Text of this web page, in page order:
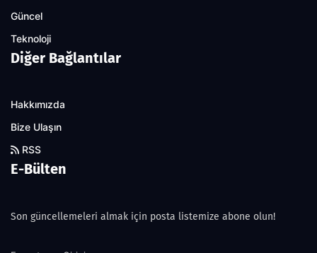
Güncel
Teknoloji
Diğer Bağlantılar
Hakkımızda
Bize Ulaşın
RSS
E-Bülten
Son güncellemeleri almak için posta listemize abone olun!